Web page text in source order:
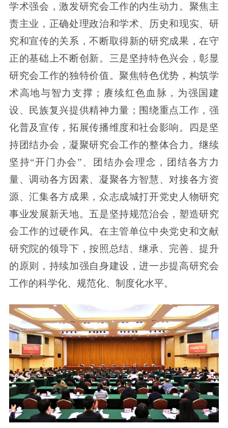
学术强会，激发研究会工作的内生动力。聚焦主
责主业，正确处理政治和学术、历史和现实、研
究和宣传的关系，不断取得新的研究成果，在守
正的基础上不断创新。三是坚持特色兴会，彰显
研究会工作的独特价值。聚焦特色优势，构筑学
术高地与智力支撑；赓续红色血脉，为强国建
设、民族复兴提供精神力量；围绕重点工作，强
化普及宣传，拓展传播维度和社会影响。四是坚
持团结办会，凝聚研究会工作的整体合力。继续
坚持“开门办会”、团结办会理念，团结各方力
量、调动各方因素、凝聚各方智慧、对接各方资
源、汇集各方成果，众志成城打开党史人物研究
事业发展新天地。五是坚持规范治会，塑造研究
会工作的过硬作风。在主管单位中央党史和文献
研究院的领导下，按照总结、继承、完善、提升
的原则，持续加强自身建设，进一步提高研究会
工作的科学化、规范化、制度化水平。